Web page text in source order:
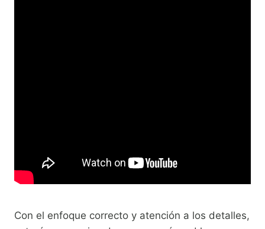
Con el enfoque correcto y atención a los detalles,